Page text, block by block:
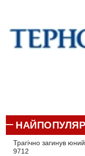
Трагічно загинув
9712